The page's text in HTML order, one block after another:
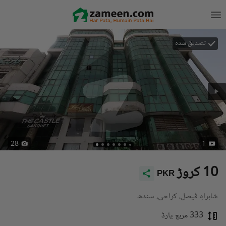
تصدیق شدہ
1
28
PKR 10 کروڑ
شاہراہِ فیصل، کراچی، سندھ
333 مربع یارڈ